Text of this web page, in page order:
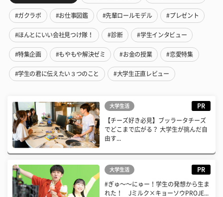
#ガクラボ #お仕事図鑑 #先輩ロールモデル #プレゼント
#ほんとにいい会社見つけ隊！ #診断 #学生インタビュー
#特集企画 #もやもや解決ゼミ #お金の授業 #恋愛特集
#学生の君に伝えたい３つのこと #大学生正直レビュー
大学生活 PR
【チーズ好き必見】ブッラータチーズ
でどこまで広がる？ 大学生が挑んだ自
由す...
大学生活 PR
#ぎゅ〜〜にゅー！学生の発想から生ま
れた！ Jミルク×キョーソウPROJE...